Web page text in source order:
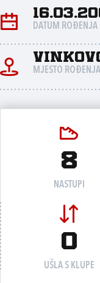
DATUM ROĐENJA
MJESTO ROĐENJA
8
NASTUPI
0
UŠLA S KLUPE